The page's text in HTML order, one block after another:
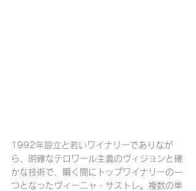
1992年設立と若いワイナリーでありなが
ら、明確なテロワール主義のヴィジョンと確
かな技術で、瞬く間にトップワイナリーの一
つとなったヴィーニャ・サストレ。複数の単